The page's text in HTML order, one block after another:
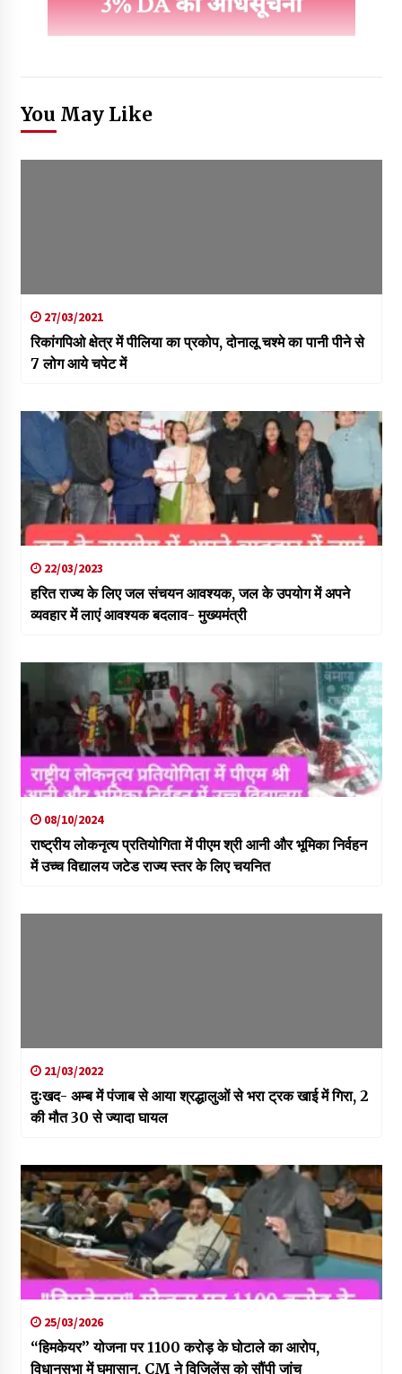
You May Like
27/03/2021
रिकांगपिओ क्षेत्र में पीलिया का प्रकोप, दोनालू चश्मे का पानी पीने से
7 लोग आये चपेट में
22/03/2023
हरित राज्य के लिए जल संचयन आवश्यक, जल के उपयोग में अपने
व्यवहार में लाएं आवश्यक बदलाव- मुख्यमंत्री
08/10/2024
राष्ट्रीय लोकनृत्य प्रतियोगिता में पीएम श्री आनी और भूमिका निर्वहन
में उच्च विद्यालय जटेड राज्य स्तर के लिए चयनित
21/03/2022
दुःखद- अम्ब में पंजाब से आया श्रद्धालुओं से भरा ट्रक खाई में गिरा, 2
की मौत 30 से ज्यादा घायल
25/03/2026
“हिमकेयर” योजना पर 1100 करोड़ के घोटाले का आरोप,
विधानसभा में घमासान, CM ने विजिलेंस को सौंपी जांच